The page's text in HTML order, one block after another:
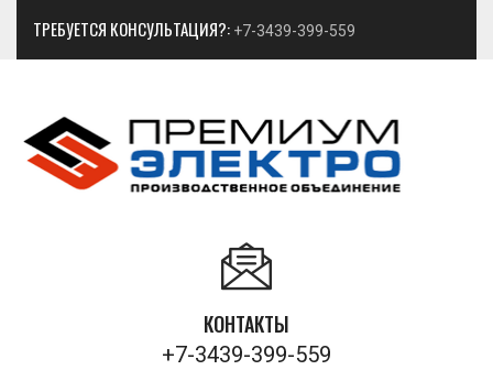
ТРЕБУЕТСЯ КОНСУЛЬТАЦИЯ?: +7-3439-399-559
КОНТАКТЫ
+7-3439-399-559